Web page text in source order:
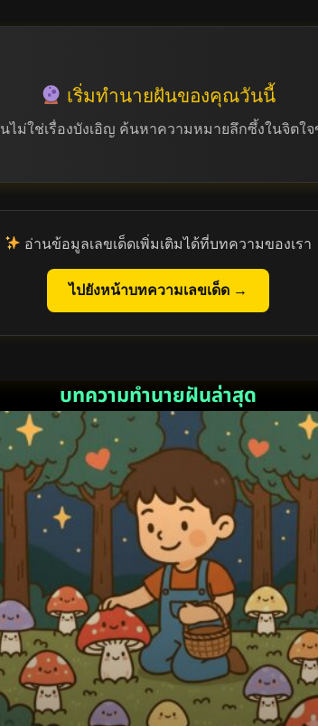
เริ่มทำนายฝันของคุณวันนี้
นไม่ใช่เรื่องบังเอิญ ค้นหาความหมายลึกซึ้งในจิตใ
อ่านข้อมูลเลขเด็ดเพิ่มเติมได้ที่บทความของเรา
ไปยังหน้าบทความเลขเด็ด →
บทความทำนายฝันล่าสุด